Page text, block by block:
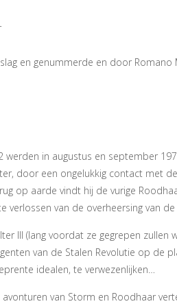
en genummerde en door Romano
in augustus en september
door een ongelukkig contact met
op aarde vindt hij de vurige
van de overheersing van de
III (lang voordat ze gegrepen zullen
van de Stalen Revolutie op de
idealen, te verwezenlijken…
van Storm en Roodhaar